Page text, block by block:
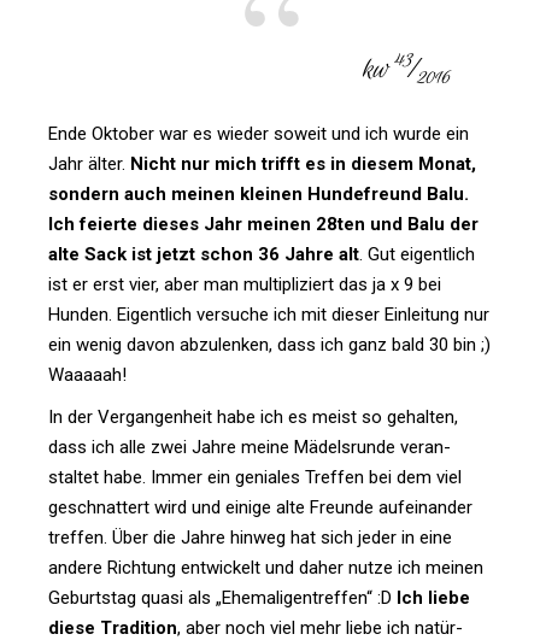
kw43⁄2016
Ende Oktober war es wieder soweit und ich wurde ein
Jahr älter. Nicht nur mich trifft es in diesem Monat,
son­dern auch meinen kleinen Hun­de­freund Balu.
Ich fei­erte dieses Jahr meinen 28ten und Balu der
alte Sack ist jetzt schon 36 Jahre alt. Gut eigent­lich
ist er erst vier, aber man mul­ti­pli­ziert das ja x 9 bei
Hunden. Eigent­lich ver­suche ich mit dieser Ein­lei­tung nur
ein wenig davon abzu­lenken, dass ich ganz bald 30 bin ;)
Waaaaah!
In der Ver­gan­gen­heit habe ich es meist so gehalten,
dass ich alle zwei Jahre meine Mädels­runde ver­an­
staltet habe. Immer ein geniales Treffen bei dem viel
geschnat­tert wird und einige alte Freunde auf­ein­ander
treffen. Über die Jahre hinweg hat sich jeder in eine
andere Rich­tung ent­wi­ckelt und daher nutze ich meinen
Geburtstag quasi als „Ehe­ma­li­gen­treffen“ :D Ich liebe
diese Tra­di­tion, aber noch viel mehr liebe ich natür­